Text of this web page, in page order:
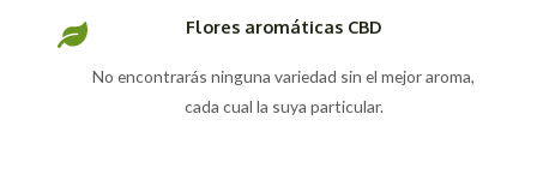
Flores aromáticas CBD
No encontrarás ninguna variedad sin el mejor aroma,
cada cual la suya particular.